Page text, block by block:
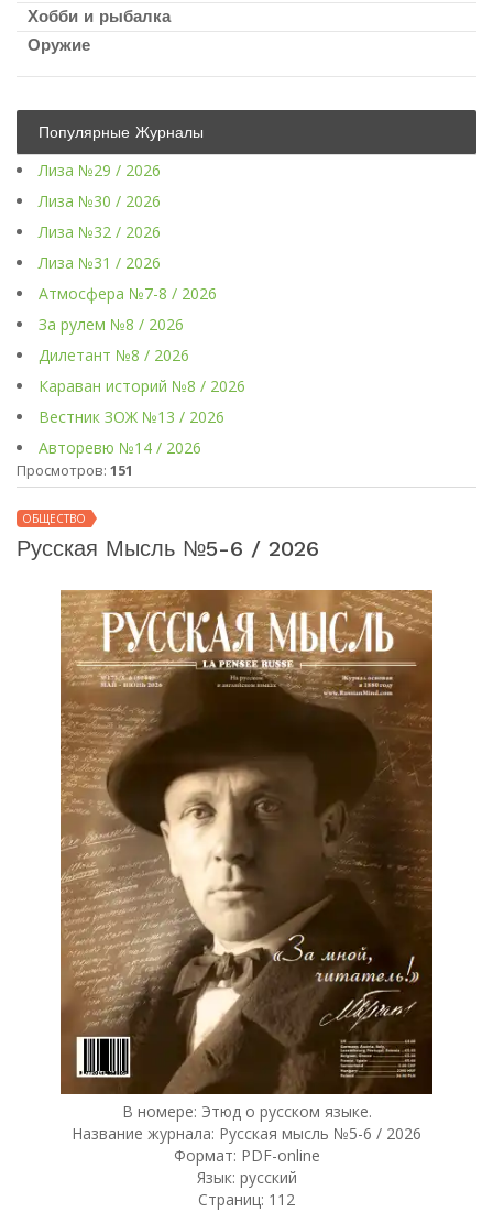
Хобби и рыбалка
Оружие
Популярные Журналы
Лиза №29 / 2026
Лиза №30 / 2026
Лиза №32 / 2026
Лиза №31 / 2026
Атмосфера №7-8 / 2026
За рулем №8 / 2026
Дилетант №8 / 2026
Караван историй №8 / 2026
Вестник ЗОЖ №13 / 2026
Авторевю №14 / 2026
Просмотров: 151
ОБЩЕСТВО
Русская Мысль №5-6 / 2026
В номере: Этюд о русском языке.
Название журнала: Русская мысль №5-6 / 2026
Формат: PDF-online
Язык: русский
Страниц: 112